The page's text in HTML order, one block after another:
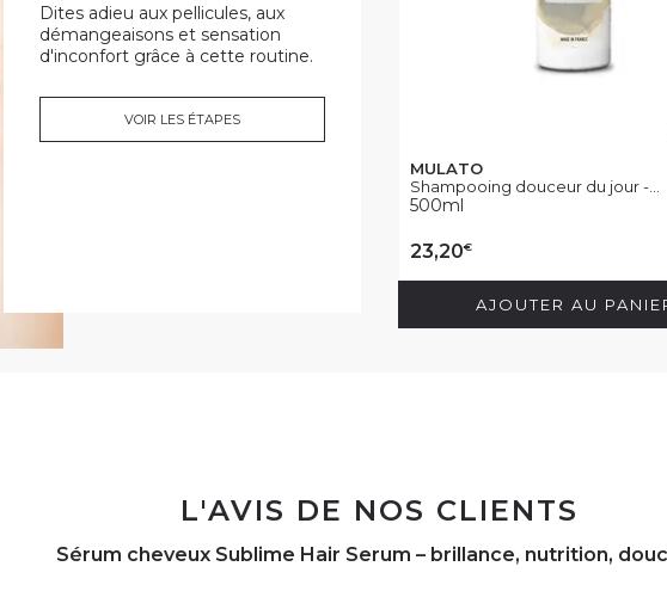
Dites adieu aux pellicules, aux
démangeaisons et sensation
d'inconfort grâce à cette routine.
VOIR LES ÉTAPES
MULATO
Shampooing douceur du jour -...
500ml
23,20€
AJOUTER AU
L'AVIS DE NOS CLIENTS
Sérum cheveux Sublime Hair Serum – brillance, nutrition,